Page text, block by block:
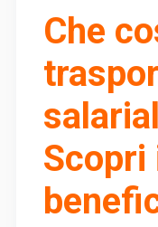
Che
Scopri